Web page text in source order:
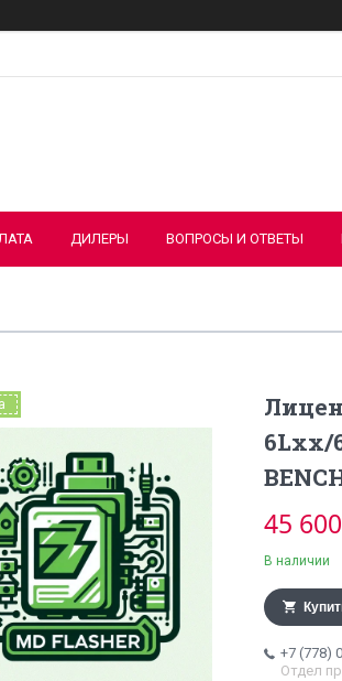
ДИЛЕРЫ ВОПРОСЫ И ОТВЕТЫ
6Lxx/
45
В наличии
+7 (778)
Отдел